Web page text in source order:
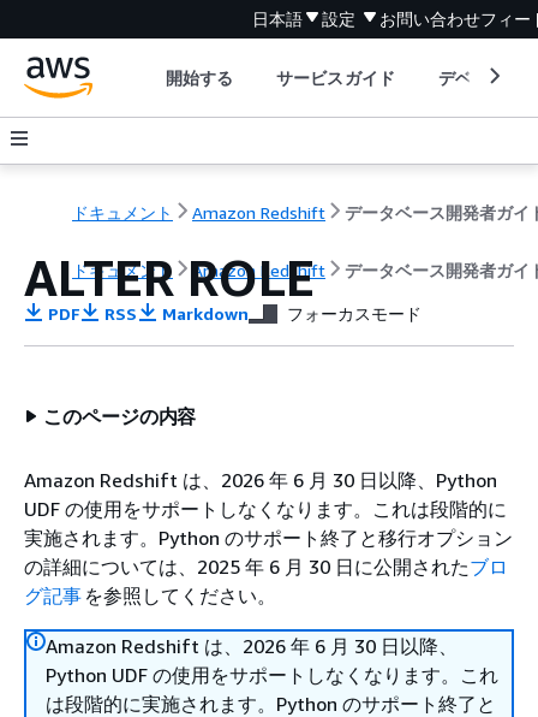
日本語 設定 お問い合わせフィー
開始する サービスガイド デベロッパ
ドキュメント Amazon Redshift データベース開発者ガイ
ドキュメント Amazon Redshift データベース開発者ガイ
ALTER ROLE
PDF RSS Markdown フォーカスモード
このページの内容
Amazon Redshift は、2026 年 6 月 30 日以降、Python
UDF の使用をサポートしなくなります。これは段階的に
実施されます。Python のサポート終了と移行オプション
の詳細については、2025 年 6 月 30 日に公開されたブロ
グ記事 を参照してください。
Amazon Redshift は、2026 年 6 月 30 日以降、
Python UDF の使用をサポートしなくなります。これ
は段階的に実施されます。Python のサポート終了と